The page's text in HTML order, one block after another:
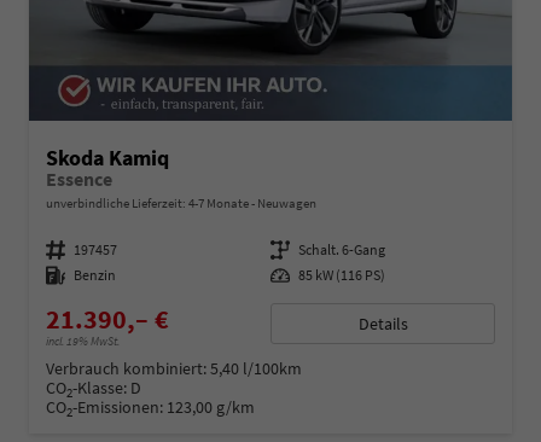
Skoda Kamiq
Essence
unverbindliche Lieferzeit: 4-7 Monate Neuwagen
Fahrzeugnummer 197457 Getriebe Schalt. 6-Gang
Kraftstoff Benzin Leistung 85 kW (116 PS)
21.390,– €
incl. 19% MwSt.
Details
Verbrauch kombiniert:5,40 l/100km
CO2-Klasse: D
CO2-Emissionen: 123,00 g/km